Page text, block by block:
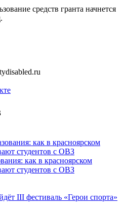
средств гранта начнется
как в красноярском
студентов с ОВЗ